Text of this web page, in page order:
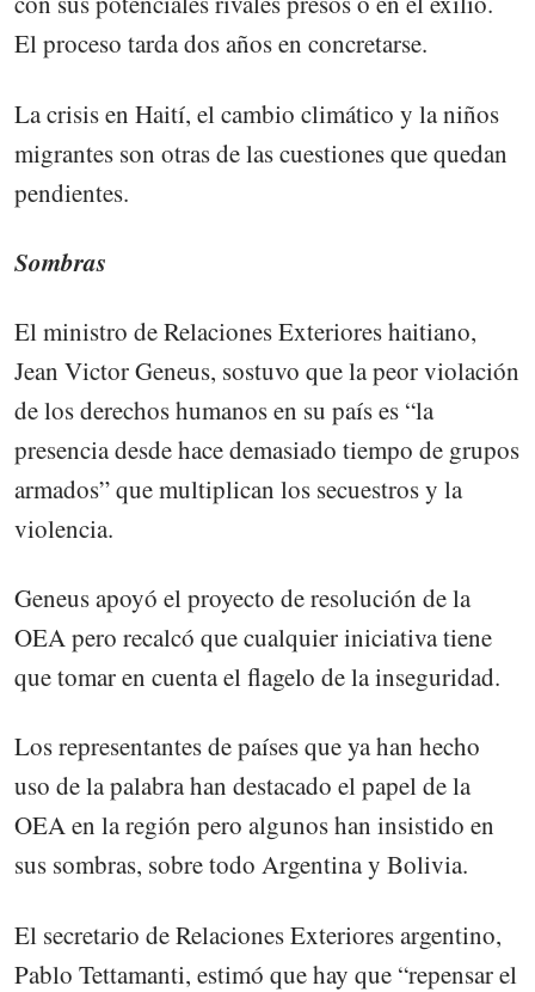
El proceso tarda dos años en concretarse.
La crisis en Haití, el cambio climático y la niños
migrantes son otras de las cuestiones que quedan
pendientes.
Sombras
El ministro de Relaciones Exteriores haitiano,
Jean Victor Geneus, sostuvo que la peor violación
de los derechos humanos en su país es “la
presencia desde hace demasiado tiempo de grupos
armados” que multiplican los secuestros y la
violencia.
Geneus apoyó el proyecto de resolución de la
OEA pero recalcó que cualquier iniciativa tiene
que tomar en cuenta el flagelo de la inseguridad.
Los representantes de países que ya han hecho
uso de la palabra han destacado el papel de la
OEA en la región pero algunos han insistido en
sus sombras, sobre todo Argentina y Bolivia.
El secretario de Relaciones Exteriores argentino,
Pablo Tettamanti, estimó que hay que “repensar el